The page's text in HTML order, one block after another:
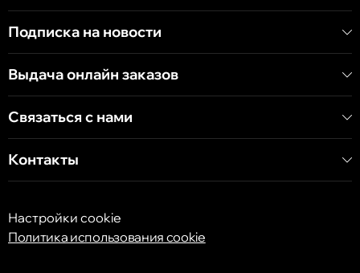
Хынчештское шоссе, 60/4
бульвар Дечебал, 139
Подписка на новости
Выдача онлайн заказов
Связаться с нами
Контакты
Настройки cookie
Политика использования cookie